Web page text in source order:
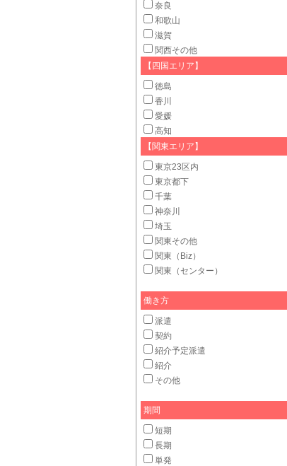
奈良
和歌山
滋賀
関西その他
【四国エリア】
徳島
香川
愛媛
高知
【関東エリア】
東京23区内
東京都下
千葉
神奈川
埼玉
関東その他
関東（Biz）
関東（センター）
働き方
派遣
契約
紹介予定派遣
紹介
その他
期間
短期
長期
単発